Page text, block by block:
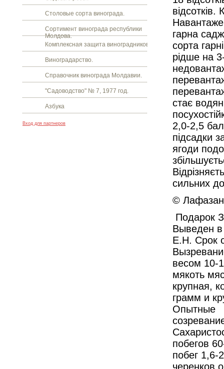
Столовые сорта винограда.
Сортимент винограда республики
Молдова.
Комплексная защита виноградников.
Виноградарство.
Справочник винограда Молдавии.
"Садоводство" № 7, 1977 год.
Азбука
Вход для партнеров
відсотків.
гарна
сорта
рідше на
стає
2,0-2,5
підсадки
ягоди
сильних
©
Подарок
Выведен
Е.Н. Срок
весом 10-
мякоть
крупная,
грамм и
Опытные
побегов
побег 1,6-
черенков